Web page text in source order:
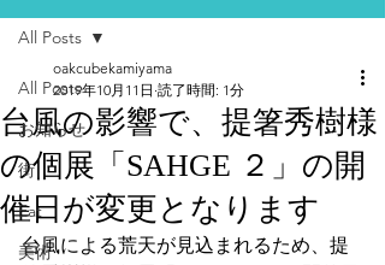
All Posts
お知らせ
街
Eat
美術
All Posts
台風の影響で、提箸秀樹様
の個展「SAHGE ２」の開
催日が変更となります
oakcubekamiyama
2019年10月11日 読了時間: 1分
台風による荒天が見込まれるため、提